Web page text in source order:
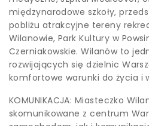
międzynarodowe szkoły,
pobliżu atrakcyjne tereny
Wilanowie, Park Kultury w
Czerniakowskie. Wilanów to
rozwijających się dzielnic
komfortowe warunki do życia i
KOMUNIKACJA: Miasteczko
skomunikowane z centrum